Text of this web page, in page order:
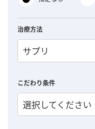
治療方法
サプリ
こだわり条件
選択してください